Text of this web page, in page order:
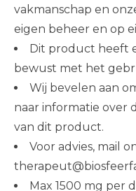
vakmanschap en
eigen beheer en op
Dit product heeft
bewust met het
Wij bevelen aan
naar informatie over
van dit product.
Voor advies, mail
Max 1500 mg per